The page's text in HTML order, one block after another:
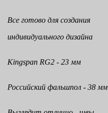
Все готово для создания
индивидуального дизайна
Kingspan RG2 - 23 мм
Российский фальшпол - 38 мм